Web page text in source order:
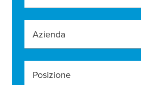
Azienda
Posizione